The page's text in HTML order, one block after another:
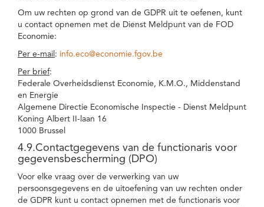
Om uw rechten op grond van de GDPR uit te oefenen, kunt
u contact opnemen met de Dienst Meldpunt van de FOD
Economie:
Per e-mail : info.eco@economie.fgov.be
Per brief:
Federale Overheidsdienst Economie, K.M.O., Middenstand
en Energie
Algemene Directie Economische Inspectie - Dienst Meldpunt
Koning Albert II-laan 16
1000 Brussel
4.9.Contactgegevens van de functionaris voor
gegevensbescherming (DPO)
Voor elke vraag over de verwerking van uw
persoonsgegevens en de uitoefening van uw rechten onder
de GDPR kunt u contact opnemen met de functionaris voor